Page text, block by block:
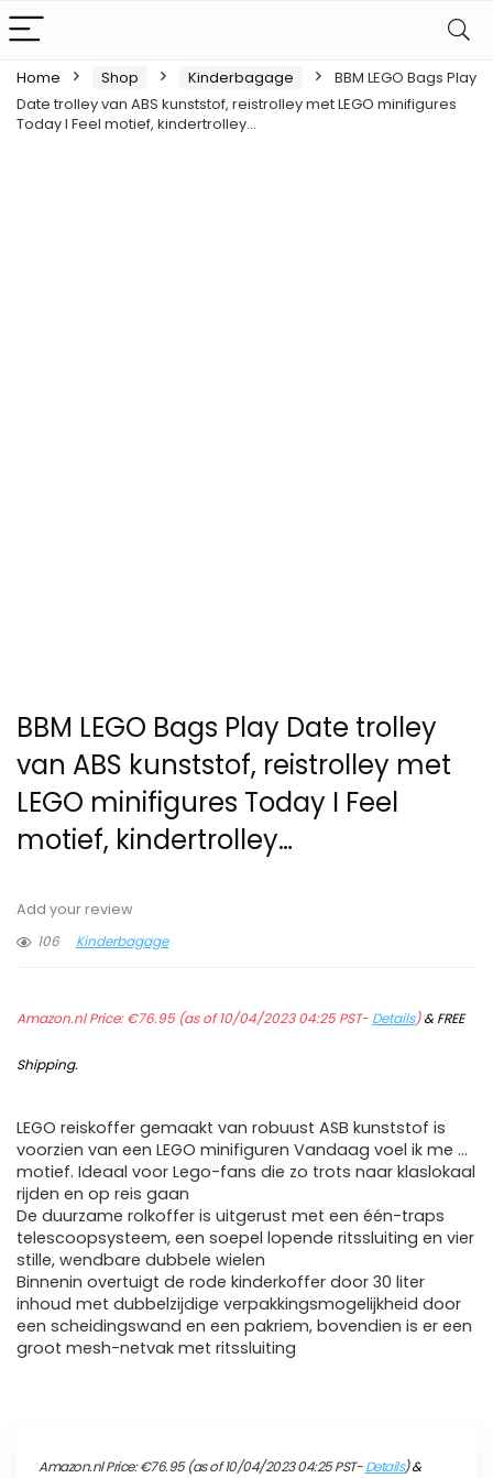
Home Shop Kinderbagage
BBM LEGO Bags Play
Date trolley van ABS kunststof, reistrolley met LEGO minifigures
Today I Feel motief, kindertrolley…
BBM LEGO Bags Play Date trolley
van ABS kunststof, reistrolley met
LEGO minifigures Today I Feel
motief, kindertrolley…
Add your review
106
Kinderbagage
Amazon.nl Price:€76.95(as of 10/04/2023 04:25 PST- Details)&FREE
Shipping.
LEGO reiskoffer gemaakt van robuust ASB kunststof is
voorzien van een LEGO minifiguren Vandaag voel ik me …
motief. Ideaal voor Lego-fans die zo trots naar klaslokaal
rijden en op reis gaan
De duurzame rolkoffer is uitgerust met een één-traps
telescoopsysteem, een soepel lopende ritssluiting en vier
stille, wendbare dubbele wielen
Binnenin overtuigt de rode kinderkoffer door 30 liter
inhoud met dubbelzijdige verpakkingsmogelijkheid door
een scheidingswand en een pakriem, bovendien is er een
groot mesh-netvak met ritssluiting
Amazon.nl Price:€76.95(as of 10/04/2023 04:25 PST-Details)&